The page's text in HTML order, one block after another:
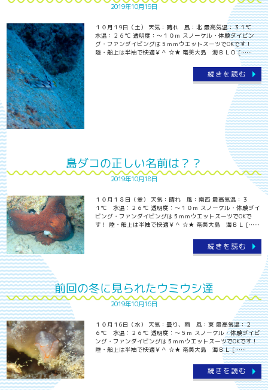
2019年10月19日
１０月１9日（土） 天気：晴れ 風：北 最高気温：３１℃
水温：２６℃ 透明度：～１０ｍ スノーケル・体験ダイビン
グ・ファンダイビングは５ｍｍウエットスーツでOKです！
陸・船上は半袖で快適￥＾ ☆★ 奄美大島 海ＢＬＯ [……
続きを読む
島ダコの正しい名前は？？
2019年10月18日
１０月１８日（金） 天気：晴れ 風：南西 最高気温：３
１℃ 水温：２６℃ 透明度：～１０ｍ スノーケル・体験ダイ
ビング・ファンダイビングは５ｍｍウエットスーツでOKで
す！ 陸・船上は半袖で快適￥＾ ☆★ 奄美大島 海ＢＬ [……
続きを読む
前回の冬に見られたウミウシ達
2019年10月16日
１０月１6日（水） 天気：曇り、雨 風：東 最高気温：２
６℃ 水温：２６℃ 透明度：～５ｍ スノーケル・体験ダイビ
ング・ファンダイビングは５ｍｍウエットスーツでOKです！
陸・船上は半袖で快適￥＾ ☆★ 奄美大島 海ＢＬ [……
続きを読む